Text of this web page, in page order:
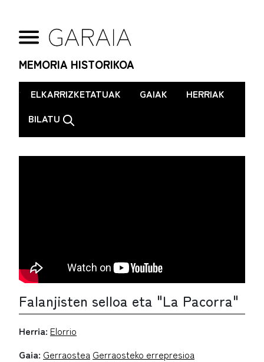
MEMORIA HISTORIKOA
. ELKARRIZKETATUAK GAIAK
HERRIAK
BILATU
Falanjisten selloa eta "La Pacorra"
Herria: Elorrio
Gaia: Gerraostea Gerraosteko errepresioa